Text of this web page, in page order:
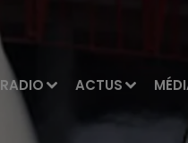
RADIO ACTUS